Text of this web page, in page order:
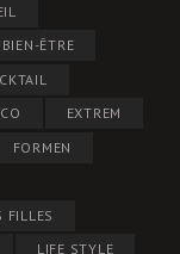
BIEN-ÊTRE
EXTREM
FORMEN
FILLES
LIFE STYLE